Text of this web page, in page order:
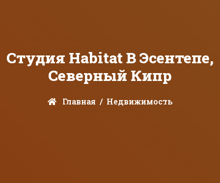
Студия Habitat В Эсентепе,
Северный Кипр
Главная Недвижимость